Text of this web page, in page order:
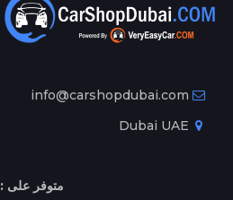
info@carshopdubai.com
متوفر على :